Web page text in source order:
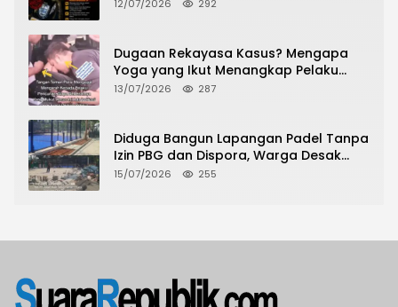
12/07/2026 292
Dugaan Rekayasa Kasus? Mengapa
Yoga yang Ikut Menangkap Pelaku
Pencurian Toko Ponsel di Pancur Batu
13/07/2026 287
Diduga Bangun Lapangan Padel Tanpa
Izin PBG dan Dispora, Warga Desak
CKTRP dan Dispora Jakarta Barat
15/07/2026 255